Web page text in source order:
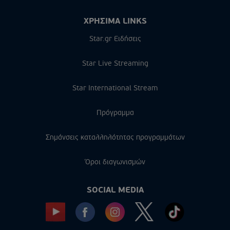
ΧΡΗΣΙΜΑ LINKS
Star.gr Ειδήσεις
Star Live Streaming
Star International Stream
Πρόγραμμα
Σημάνσεις καταλληλότητας προγραμμάτων
Όροι διαγωνισμών
SOCIAL MEDIA